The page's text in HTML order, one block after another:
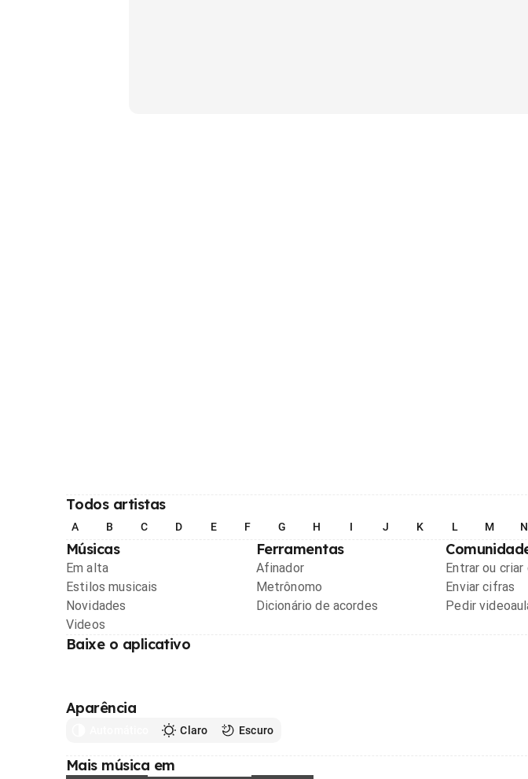
Todos artistas
A B C D E F G H I J K L M N
Músicas
Em alta
Estilos musicais
Novidades
Videos
Ferramentas
Afinador
Metrônomo
Dicionário de acordes
Entrar ou criar
Enviar cifras
Pedir
Baixe o aplicativo
Aparência
Claro Escuro
Mais música em